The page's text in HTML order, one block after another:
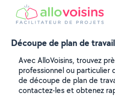
Découpe de plan de
Avec AlloVoisins, trouvez
professionnel ou particulier
de découpe de plan de
contactez-les et obtenez